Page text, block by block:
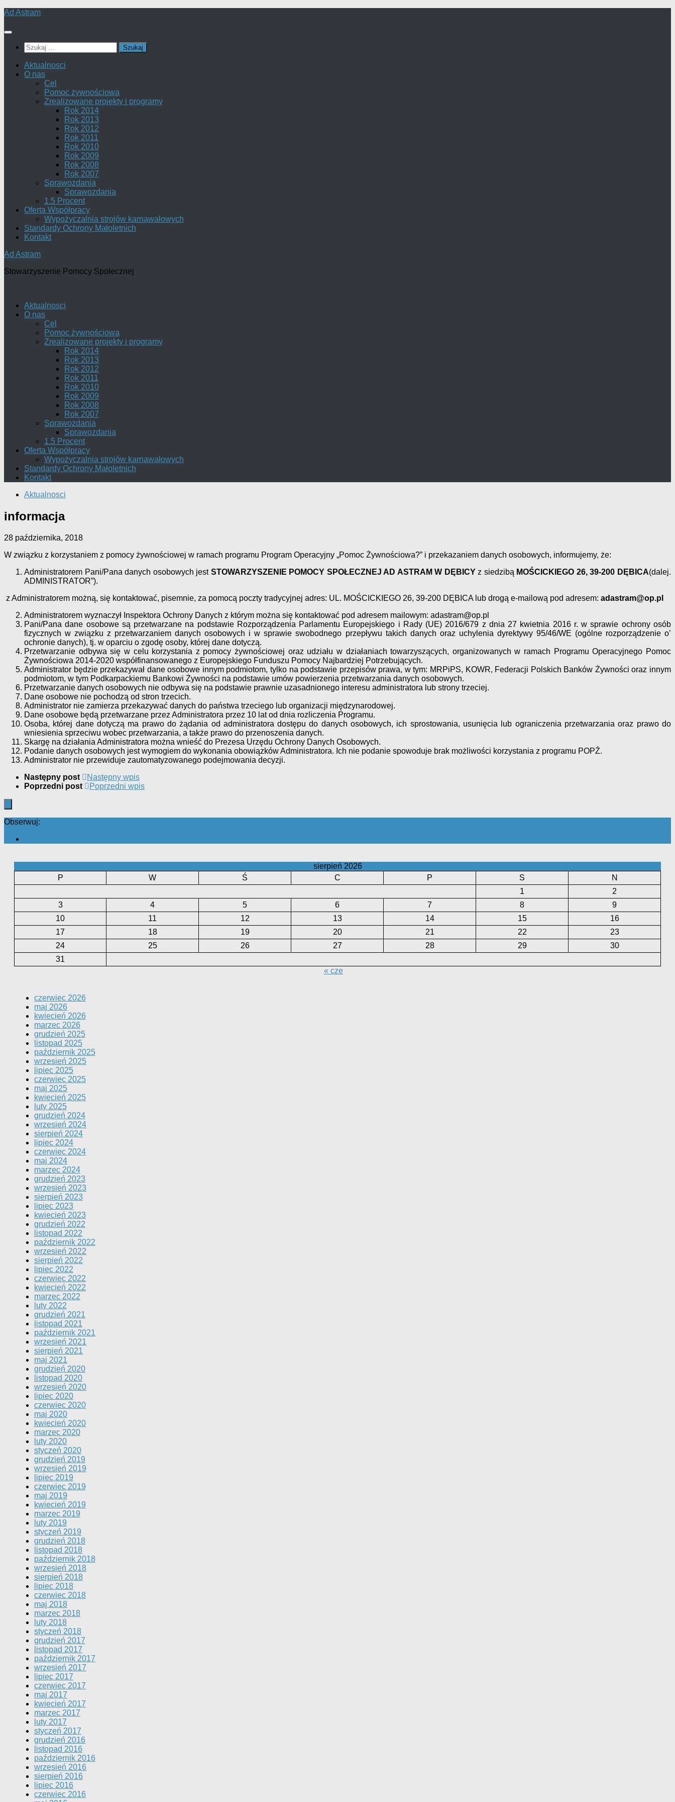
Skip
content
Ad Astram
Szukaj:
Aktualnosci
O nas
Cel
Pomoc żywnościowa
Zrealizowane projekty i programy
Rok 2014
Rok 2013
Rok 2012
Rok 2011
Rok 2010
Rok 2009
Rok 2008
Rok 2007
Sprawozdania
Sprawozdania
1.5 Procent
Oferta Współpracy
Wypożyczalnia strojów karnawałowych
Standardy Ochrony Małoletnich
Kontakt
Ad Astram
Stowarzyszenie Pomocy Społecznej
Aktualnosci
O nas
Cel
Pomoc żywnościowa
Zrealizowane projekty i programy
Rok 2014
Rok 2013
Rok 2012
Rok 2011
Rok 2010
Rok 2009
Rok 2008
Rok 2007
Sprawozdania
Sprawozdania
1.5 Procent
Oferta Współpracy
Wypożyczalnia strojów karnawałowych
Standardy Ochrony Małoletnich
Kontakt
Aktualnosci
informacja
28 października, 2018
W związku z korzystaniem z pomocy żywnościowej w ramach programu Program Operacyjny „Pomoc Żywnościowa?” i przekazaniem danych osobowych, informujemy, że:
Administratorem Pani/Pana danych osobowych jest STOWARZYSZENIE POMOCY SPOŁECZNEJ AD ASTRAM W DĘBICYz siedzibą MOŚCICKIEGO 26, 39-200 DĘBICA(dalej.
ADMINISTRATOR”).
z Administratorem możną, się kontaktować, pisemnie, za pomocą poczty tradycyjnej adres: UL. MOŚCICKIEGO 26, 39-200 DĘBICA lub drogą e-mailową pod adresem: adastram@op.pl
Administratorem wyznaczył Inspektora Ochrony Danych z którym można się kontaktować pod adresem mailowym: adastram@op.pl
Pani/Pana dane osobowe są przetwarzane na podstawie Rozporządzenia Parlamentu Europejskiego i Rady (UE) 2016/679 z dnia 27 kwietnia 2016 r. w sprawie ochrony osób
fizycznych w związku z przetwarzaniem danych osobowych i w sprawie swobodnego przepływu takich danych oraz uchylenia dyrektywy 95/46/WE (ogólne rozporządzenie o’
ochronie danych), tj. w oparciu o zgodę osoby, której dane dotyczą.
Przetwarzanie odbywa się w celu korzystania z pomocy żywnościowej oraz udziału w działaniach towarzyszących, organizowanych w ramach Programu Operacyjnego Pomoc
Żywnościowa 2014-2020 współfinansowanego z Europejskiego Funduszu Pomocy Najbardziej Potrzebujących.
Administrator będzie przekazywał dane osobowe innym podmiotom, tylko na podstawie przepisów prawa, w tym: MRPiPS, KOWR, Federacji Polskich Banków Żywności oraz innym
podmiotom, w tym Podkarpackiemu Bankowi Żywności na podstawie umów powierzenia przetwarzania danych osobowych.
Przetwarzanie danych osobowych nie odbywa się na podstawie prawnie uzasadnionego interesu administratora lub strony trzeciej.
Dane osobowe nie pochodzą od stron trzecich.
Administrator nie zamierza przekazywać danych do państwa trzeciego lub organizacji międzynarodowej.
Dane osobowe będą przetwarzane przez Administratora przez 10 lat od dnia rozliczenia Programu.
Osoba, której dane dotyczą ma prawo do żądania od administratora dostępu do danych osobowych, ich sprostowania, usunięcia lub ograniczenia przetwarzania oraz prawo do
wniesienia sprzeciwu wobec przetwarzania, a także prawo do przenoszenia danych.
Skargę na działania Administratora można wnieść do Prezesa Urzędu Ochrony Danych Osobowych.
Podanie danych osobowych jest wymogiem do wykonania obowiązków Administratora. Ich nie podanie spowoduje brak możliwości korzystania z programu POPŹ.
Administrator nie przewiduje zautomatyzowanego podejmowania decyzji.
Następny post
Następny wpis
Poprzedni post
Poprzedni wpis
Obserwuj:
sierpień 2026
P
W Ś C P S
N
1
2
3
4 5 6 7 8
9
10
11 12 13 14 15
16
17
18 19 20 21 22
23
24
25 26 27 28 29
30
31
« cze
czerwiec 2026
maj 2026
kwiecień 2026
marzec 2026
grudzień 2025
listopad 2025
październik 2025
wrzesień 2025
lipiec 2025
czerwiec 2025
maj 2025
kwiecień 2025
luty 2025
grudzień 2024
wrzesień 2024
sierpień 2024
lipiec 2024
czerwiec 2024
maj 2024
marzec 2024
grudzień 2023
wrzesień 2023
sierpień 2023
lipiec 2023
kwiecień 2023
grudzień 2022
listopad 2022
październik 2022
wrzesień 2022
sierpień 2022
lipiec 2022
czerwiec 2022
kwiecień 2022
marzec 2022
luty 2022
grudzień 2021
listopad 2021
październik 2021
wrzesień 2021
sierpień 2021
maj 2021
grudzień 2020
listopad 2020
wrzesień 2020
lipiec 2020
czerwiec 2020
maj 2020
kwiecień 2020
marzec 2020
luty 2020
styczeń 2020
grudzień 2019
wrzesień 2019
lipiec 2019
czerwiec 2019
maj 2019
kwiecień 2019
marzec 2019
luty 2019
styczeń 2019
grudzień 2018
listopad 2018
październik 2018
wrzesień 2018
sierpień 2018
lipiec 2018
czerwiec 2018
maj 2018
marzec 2018
luty 2018
styczeń 2018
grudzień 2017
listopad 2017
październik 2017
wrzesień 2017
lipiec 2017
czerwiec 2017
maj 2017
kwiecień 2017
marzec 2017
luty 2017
styczeń 2017
grudzień 2016
listopad 2016
październik 2016
wrzesień 2016
sierpień 2016
lipiec 2016
czerwiec 2016